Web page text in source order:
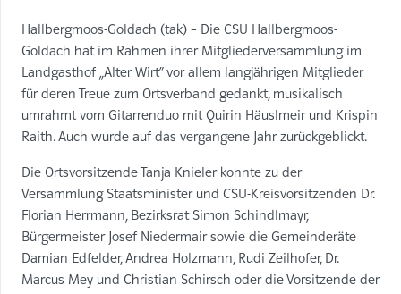
Hallbergmoos-Goldach (tak) – Die CSU Hallbergmoos-
Goldach hat im Rahmen ihrer Mitgliederversammlung im
Landgasthof „Alter Wirt“ vor allem langjährigen Mitglieder
für deren Treue zum Ortsverband gedankt, musikalisch
umrahmt vom Gitarrenduo mit Quirin Häuslmeir und Krispin
Raith. Auch wurde auf das vergangene Jahr zurückgeblickt.
Die Ortsvorsitzende Tanja Knieler konnte zu der
Versammlung Staatsminister und CSU-Kreisvorsitzenden Dr.
Florian Herrmann, Bezirksrat Simon Schindlmayr,
Bürgermeister Josef Niedermair sowie die Gemeinderäte
Damian Edfelder, Andrea Holzmann, Rudi Zeilhofer, Dr.
Marcus Mey und Christian Schirsch oder die Vorsitzende der